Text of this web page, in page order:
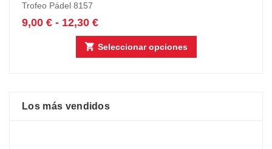
Trofeo Pádel 8157
9,00 € - 12,30 €
Seleccionar opciones
Los más vendidos